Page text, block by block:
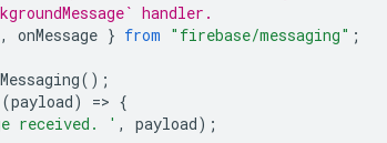
handler.
, onMessage } from "firebase/messaging" ;
();
(payload) => {
received. ' , payload);